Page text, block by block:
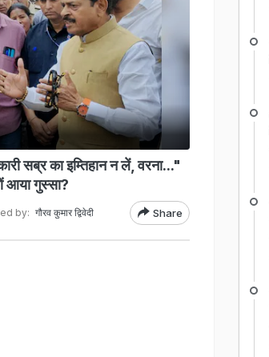
सब्र का इम्तिहान न लें, वरना..."
आया गुस्सा?
by: गौरव कुमार द्विवेदी Share